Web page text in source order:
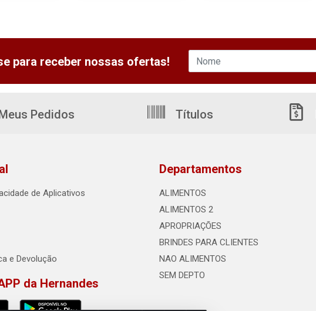
para receber nossas ofertas!
Pedidos Títulos
de Aplicativos
e Devolução
da Hernandes
Departamentos
ALIMENTOS
ALIMENTOS 2
APROPRIAÇÕES
BRINDES PARA CLIENTES
NAO ALIMENTOS
SEM DEPTO